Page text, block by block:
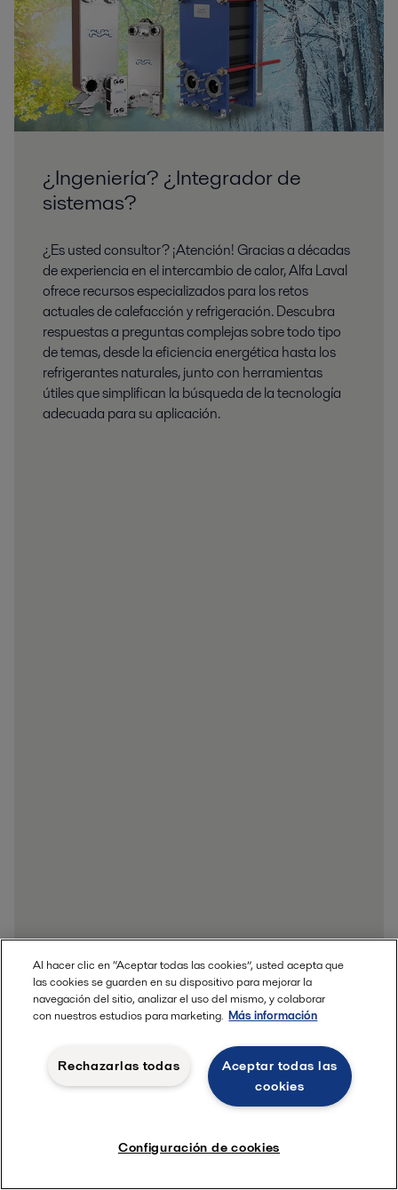
¿Ingeniería? ¿Integrador de
sistemas?
¿Es usted consultor? ¡Atención! Gracias a décadas
de experiencia en el intercambio de calor, Alfa Laval
ofrece recursos especializados para los retos
actuales de calefacción y refrigeración. Descubra
respuestas a preguntas complejas sobre todo tipo
de temas, desde la eficiencia energética hasta los
refrigerantes naturales, junto con herramientas
útiles que simplifican la búsqueda de la tecnología
adecuada para su aplicación.
Al hacer clic en “Aceptar todas las cookies”, usted acepta que
las cookies se guarden en su dispositivo para mejorar la
navegación del sitio, analizar el uso del mismo, y colaborar
con nuestros estudios para marketing. Más información
Aceptar todas las
cookies
Rechazarlas todas
Configuración de cookies